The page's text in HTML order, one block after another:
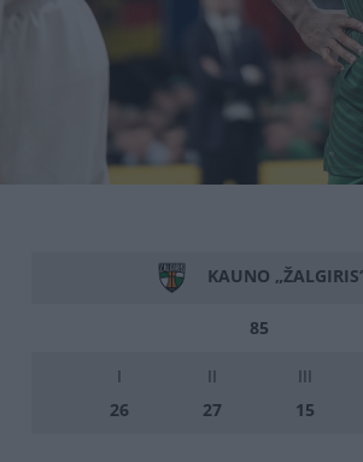
KAUNO
85
I II III
26
27 15